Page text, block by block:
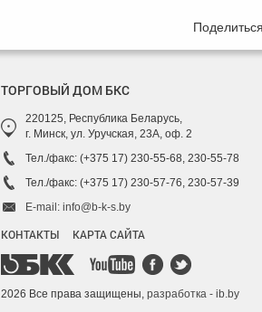
ТОРГОВЫЙ ДОМ БКС
220125, Республика Беларусь,
г. Минск, ул. Уручская, 23А, оф. 2
Тел./факс: (+375 17) 230-55-68, 230-55-78
Тел./факс: (+375 17) 230-57-76, 230-57-39
E-mail: info@b-k-s.by
КОНТАКТЫ КАРТА САЙТА
2026 Все права защищены, разработка - ib.by